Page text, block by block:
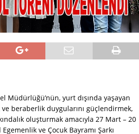
Müdürlüğü’nün, yurt dışında yaşayan
beraberlik duygularını güçlendirmek,
oluşturmak amacıyla 27 Mart – 20
ve Çocuk Bayramı Şarkı